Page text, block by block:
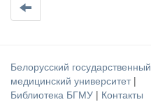
Белорусский государственный
медицинский университет |
Библиотека БГМУ | Контакты